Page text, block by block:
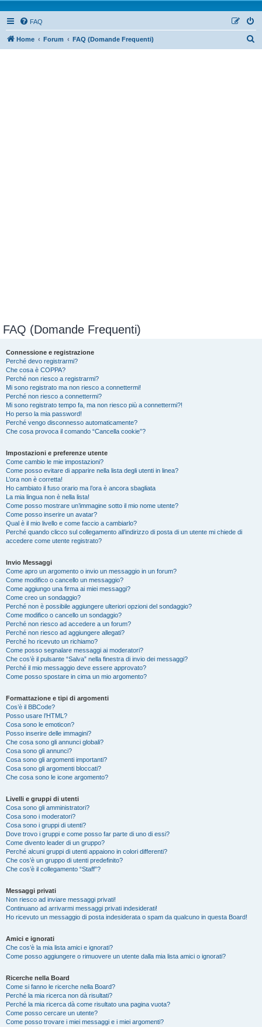
FAQ
Home Forum FAQ (Domande Frequenti)
FAQ (Domande Frequenti)
Connessione e registrazione
Perché devo registrarmi?
Che cosa è COPPA?
Perché non riesco a registrarmi?
Mi sono registrato ma non riesco a connettermi!
Perché non riesco a connettermi?
Mi sono registrato tempo fa, ma non riesco più a connettermi?!
Ho perso la mia password!
Perché vengo disconnesso automaticamente?
Che cosa provoca il comando “Cancella cookie”?
Impostazioni e preferenze utente
Come cambio le mie impostazioni?
Come posso evitare di apparire nella lista degli utenti in linea?
L’ora non è corretta!
Ho cambiato il fuso orario ma l’ora è ancora sbagliata
La mia lingua non è nella lista!
Come posso mostrare un’immagine sotto il mio nome utente?
Come posso inserire un avatar?
Qual è il mio livello e come faccio a cambiarlo?
Perché quando clicco sul collegamento all’indirizzo di posta di un utente mi chiede di
accedere come utente registrato?
Invio Messaggi
Come apro un argomento o invio un messaggio in un forum?
Come modifico o cancello un messaggio?
Come aggiungo una firma ai miei messaggi?
Come creo un sondaggio?
Perché non è possibile aggiungere ulteriori opzioni del sondaggio?
Come modifico o cancello un sondaggio?
Perché non riesco ad accedere a un forum?
Perché non riesco ad aggiungere allegati?
Perché ho ricevuto un richiamo?
Come posso segnalare messaggi ai moderatori?
Che cos’è il pulsante “Salva” nella finestra di invio dei messaggi?
Perché il mio messaggio deve essere approvato?
Come posso spostare in cima un mio argomento?
Formattazione e tipi di argomenti
Cos’è il BBCode?
Posso usare l’HTML?
Cosa sono le emoticon?
Posso inserire delle immagini?
Che cosa sono gli annunci globali?
Cosa sono gli annunci?
Cosa sono gli argomenti importanti?
Cosa sono gli argomenti bloccati?
Che cosa sono le icone argomento?
Livelli e gruppi di utenti
Cosa sono gli amministratori?
Cosa sono i moderatori?
Cosa sono i gruppi di utenti?
Dove trovo i gruppi e come posso far parte di uno di essi?
Come divento leader di un gruppo?
Perché alcuni gruppi di utenti appaiono in colori differenti?
Che cos’è un gruppo di utenti predefinito?
Che cos’è il collegamento “Staff”?
Messaggi privati
Non riesco ad inviare messaggi privati!
Continuano ad arrivarmi messaggi privati indesiderati!
Ho ricevuto un messaggio di posta indesiderata o spam da qualcuno in questa Board!
Amici e ignorati
Che cos’è la mia lista amici e ignorati?
Come posso aggiungere o rimuovere un utente dalla mia lista amici o ignorati?
Ricerche nella Board
Come si fanno le ricerche nella Board?
Perché la mia ricerca non dà risultati?
Perché la mia ricerca dà come risultato una pagina vuota?
Come posso cercare un utente?
Come posso trovare i miei messaggi e i miei argomenti?